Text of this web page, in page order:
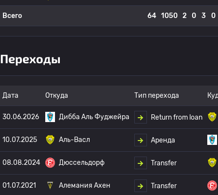
Всего 64 1050 2 0 3 0
Переходы
Дата Откуда Тип перехода
30.06.2026 Дибба Аль Фуджейра Return from loan
10.07.2025 Аль-Васл Аренда
08.08.2024 Дюссельдорф Transfer
01.07.2021 Алемания Ахен Transfer